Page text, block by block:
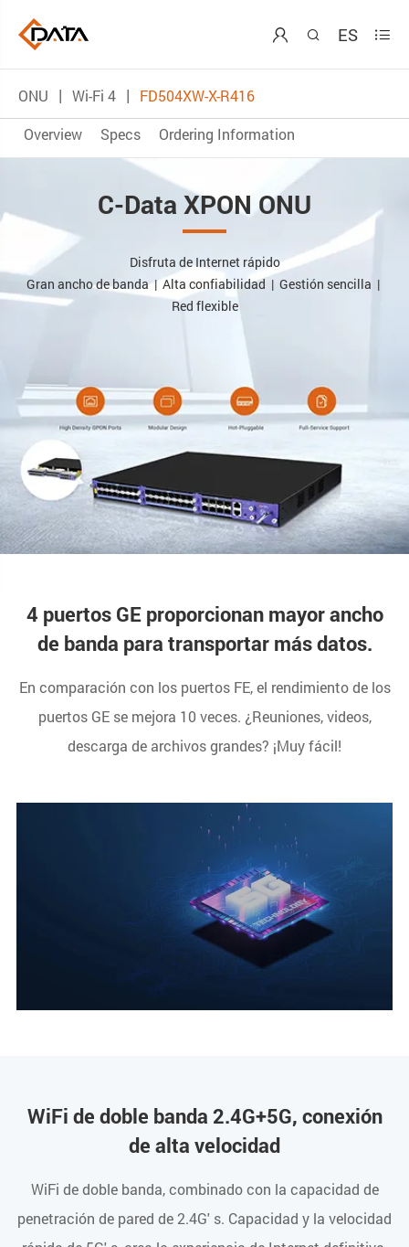
  ES 
ONU Wi-Fi 4
FD504XW-X-R416
Overview
Specs Ordering Information
C-Data XPON ONU
Disfruta de Internet rápido
Gran ancho de banda | Alta confiabilidad | Gestión sencilla |
Red flexible
4 puertos GE proporcionan mayor ancho
de banda para transportar más datos.
En comparación con los puertos FE, el rendimiento de los
puertos GE se mejora 10 veces. ¿Reuniones, videos,
descarga de archivos grandes? ¡Muy fácil!
WiFi de doble banda 2.4G+5G, conexión
de alta velocidad
WiFi de doble banda, combinado con la capacidad de
penetración de pared de 2.4G' s. Capacidad y la velocidad